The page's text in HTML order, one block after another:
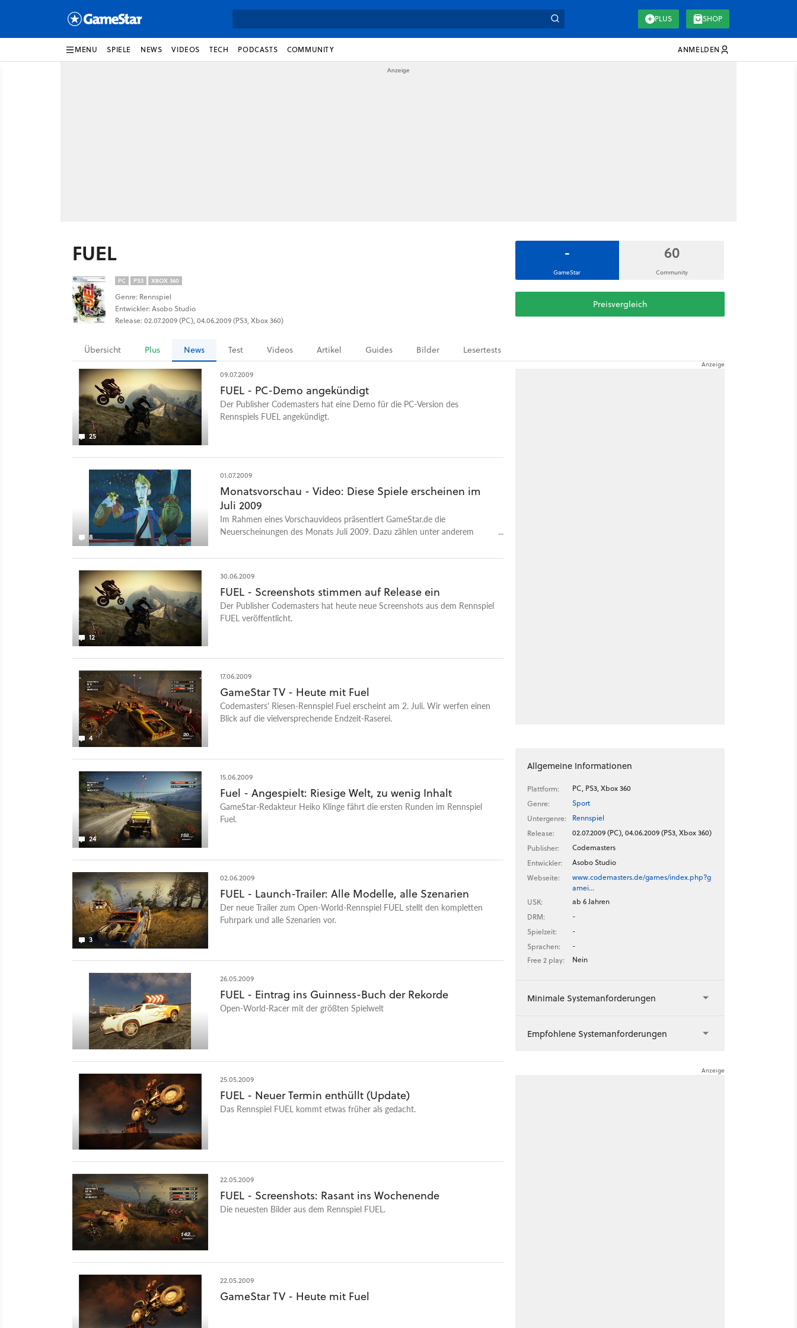
PLUS SHOP
MENU SPIELE NEWS VIDEOS TECH PODCASTS COMMUNITY ANMELDEN
FUEL
PC PS3 XBOX 360
Genre: Rennspiel
Entwickler: Asobo Studio
Release: 02.07.2009 (PC), 04.06.2009 (PS3, Xbox 360)
-
GameStar
60
Community
Preisvergleich
Übersicht Plus News Test Videos Artikel Guides Bilder Lesertests
25
09.07.2009
FUEL - PC-Demo angekündigt
Der Publisher Codemasters hat eine Demo für die PC-Version des
Rennspiels FUEL angekündigt.
8
01.07.2009
Monatsvorschau - Video: Diese Spiele erscheinen im
Juli 2009
Im Rahmen eines Vorschauvideos präsentiert GameStar.de die
Neuerscheinungen des Monats Juli 2009. Dazu zählen unter anderem
12
30.06.2009
FUEL - Screenshots stimmen auf Release ein
Der Publisher Codemasters hat heute neue Screenshots aus dem Rennspiel
FUEL veröffentlicht.
4
17.06.2009
GameStar TV - Heute mit Fuel
Codemasters' Riesen-Rennspiel Fuel erscheint am 2. Juli. Wir werfen einen
Blick auf die vielversprechende Endzeit-Raserei.
24
15.06.2009
Fuel - Angespielt: Riesige Welt, zu wenig Inhalt
GameStar-Redakteur Heiko Klinge fährt die ersten Runden im Rennspiel
Fuel.
3
02.06.2009
FUEL - Launch-Trailer: Alle Modelle, alle Szenarien
Der neue Trailer zum Open-World-Rennspiel FUEL stellt den kompletten
Fuhrpark und alle Szenarien vor.
26.05.2009
FUEL - Eintrag ins Guinness-Buch der Rekorde
Open-World-Racer mit der größten Spielwelt
25.05.2009
FUEL - Neuer Termin enthüllt (Update)
Das Rennspiel FUEL kommt etwas früher als gedacht.
22.05.2009
FUEL - Screenshots: Rasant ins Wochenende
Die neuesten Bilder aus dem Rennspiel FUEL.
22.05.2009
GameStar TV - Heute mit Fuel
Allgemeine Informationen
Plattform:
PC, PS3, Xbox 360
Genre:
Sport
Untergenre:
Rennspiel
Release:
02.07.2009 (PC), 04.06.2009 (PS3, Xbox 360)
Publisher:
Codemasters
Entwickler:
Asobo Studio
Webseite:
www.codemasters.de/games/index.php?g
amei…
USK:
ab 6 Jahren
DRM:
-
Spielzeit:
-
Sprachen:
-
Free 2 play:
Nein
Minimale Systemanforderungen
Empfohlene Systemanforderungen